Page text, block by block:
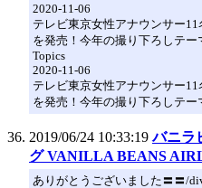
2020-11-06
テレビ東京女性アナウンサー
を発売！今年の撮り下ろしテ
Topics
2020-11-06
テレビ東京女性アナウンサー
を発売！今年の撮り下ろしテ
2019/06/24 10:33:19 バニラ
グ VANILLA BEANS
ありがとうございました〓〓/